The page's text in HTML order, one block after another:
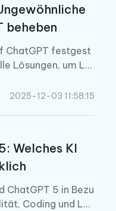
beheben
ChatGPT festgest
Lösungen, um Lo
Schritten zu sc
2025-12-03 11:58:15
Welches KI
ChatGPT 5 in Bezu
Coding und Lei